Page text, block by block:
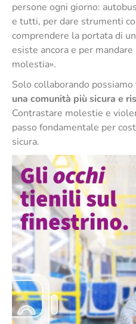
persone ogni giorno:
e tutti, per dare strumenti
comprendere la portata di
esiste ancora e per
molestia».
Solo collaborando
una comunità più sicura e
Contrastare molestie e
passo fondamentale per
sicura.